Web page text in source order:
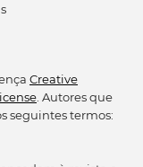
Creative
. Autores que
seguintes termos: